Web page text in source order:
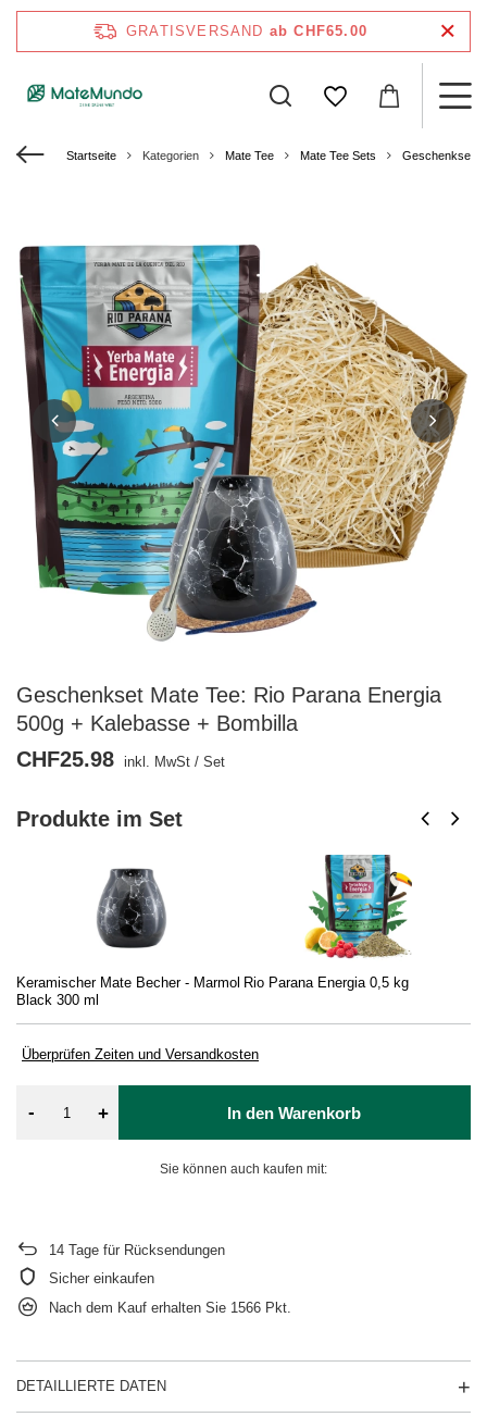
GRATISVERSAND ab CHF65.00
Startseite Kategorien Mate Tee Mate Tee Sets Geschenksets
Geschenkset Mate Tee: Rio Parana Energia
500g + Kalebasse + Bombilla
Produkte im Set
Keramischer Mate Becher - Marmol
Black 300 ml
Rio Parana Energia 0,5 kg
Überprüfen Zeiten und Versandkosten
CHF25.98 inkl. MwSt / Set
- + In den Warenkorb
Sie können auch kaufen mit:
14 Tage für Rücksendungen
Sicher einkaufen
Nach dem Kauf erhalten Sie 1566 Pkt.
DETAILLIERTE DATEN